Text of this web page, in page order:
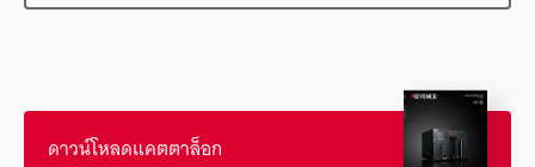
ดาวน์โหลดแคตตาล็อก